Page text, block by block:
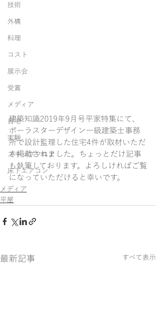
技術
外構
料理
コスト
展示会
受賞
メディア
自宅
実験
スキップフロア
床下エアコン
建築知識2019年9月号平家特集にて、
ポーラスターデザイン一級建築士事務
所で設計監理した住宅4件が取材いただ
き掲載されました。ちょっとだけ記事
も執筆しております。よろしければご覧
になっていただけると幸いです。
メディア
平屋
最新記事 すべて表示